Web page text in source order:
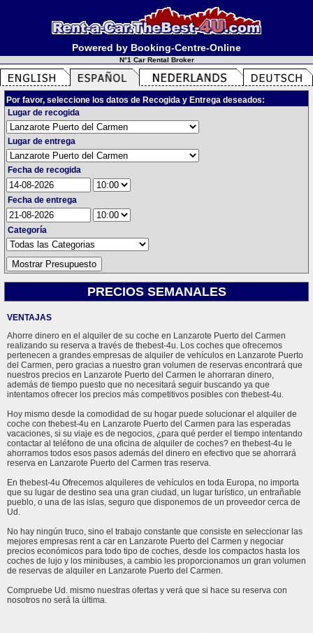
Powered by Booking-Centre-Online
N°1 Car Rental Broker
Por favor, seleccione los datos de Recogida y Entrega deseados:
Lugar de recogida
Lugar de entrega
Fecha de recogida
Fecha de entrega
Categoría
PRECIOS SEMANALES
VENTAJAS
Ahorre dinero en el alquiler de su coche en Lanzarote Puerto del Carmen
realizando su reserva a través de thebest-4u. Los coches que ofrecemos
pertenecen a grandes empresas de alquiler de vehículos en Lanzarote Puerto
del Carmen, pero gracias a nuestro gran volumen de reservas encontrará que
nuestros precios en Lanzarote Puerto del Carmen le ahorraran dinero,
además de tiempo puesto que no necesitará seguir buscando ya que
intentamos ofrecer los precios más competitivos posibles con thebest-4u.
Hoy mismo desde la comodidad de su hogar puede solucionar el alquiler de
coche con thebest-4u en Lanzarote Puerto del Carmen para las esperadas
vacaciones, si su viaje es de negocios, ¿para qué perder el tiempo intentando
contactar al teléfono de una oficina de alquiler de coches? en thebest-4u le
ahorramos todos esos pasos además del dinero en efectivo que se ahorrará
reserva en Lanzarote Puerto del Carmen tras reserva.
En thebest-4u Ofrecemos alquileres de vehículos en toda Europa, no importa
que su lugar de destino sea una gran ciudad, un lugar turístico, un entrañable
pueblo, o una de las islas, seguro que disponemos de un proveedor cerca de
Ud.
No hay ningún truco, sino el trabajo constante que consiste en seleccionar las
mejores empresas rent a car en Lanzarote Puerto del Carmen y negociar
precios económicos para todo tipo de coches, desde los compactos hasta los
coches de lujo y los minibuses, a cambio les proporcionamos un gran volumen
de reservas de alquiler en Lanzarote Puerto del Carmen.
Compruebe Ud. mismo nuestras ofertas y verá que si hace su reserva con
nosotros no será la última.